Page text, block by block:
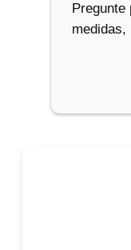
medidas,